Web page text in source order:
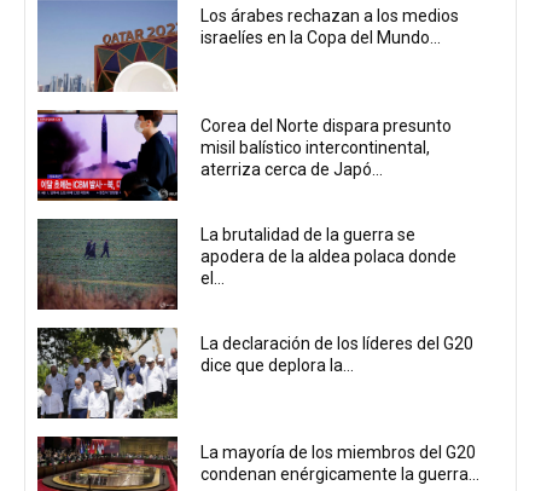
Los árabes rechazan a los medios
israelíes en la Copa del Mundo...
Corea del Norte dispara presunto
misil balístico intercontinental,
aterriza cerca de Japó...
La brutalidad de la guerra se
apodera de la aldea polaca donde
el...
La declaración de los líderes del G20
dice que deplora la...
La mayoría de los miembros del G20
condenan enérgicamente la guerra...